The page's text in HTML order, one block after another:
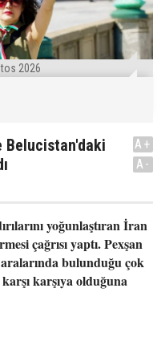
2026
Belucistan'daki
A+
A-
yoğunlaştıran İran
çağrısı yaptı. Pexşan
bulunduğu çok
karşıya olduğuna